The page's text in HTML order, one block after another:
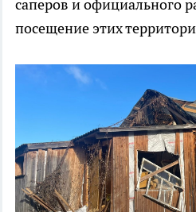
саперов и официального
посещение этих